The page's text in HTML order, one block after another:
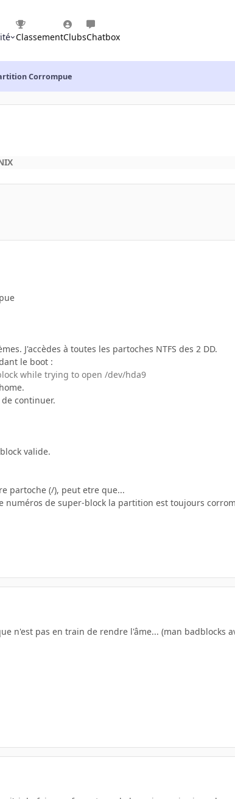
ClassementClubsChatbox
Corrompue
J'accèdes à toutes les partoches NTFS des 2 DD.
le boot :
while trying to open /dev/hda9
continuer.
valide.
partoche (/), peut etre que...
numéros de super-block la partition est toujours
n'est pas en train de rendre l'âme... (man badblocks